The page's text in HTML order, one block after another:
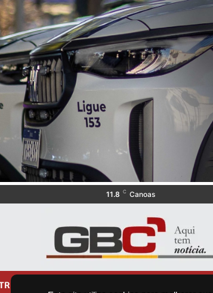
11.8 C Canoas